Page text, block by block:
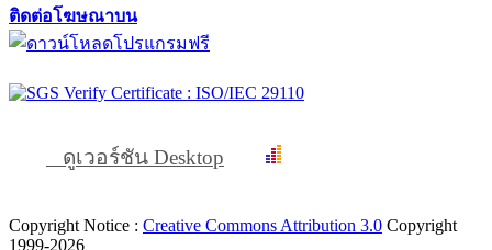
ติดต่อโฆษณาบน
ดูเวอร์ชัน Desktop
Copyright Notice : Creative Commons Attribution 3.0 Copyright
1999-2026